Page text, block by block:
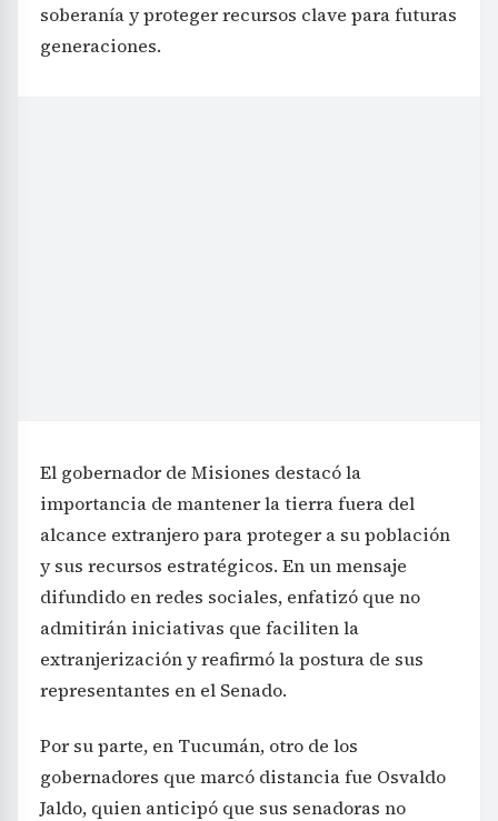
soberanía y proteger recursos clave para futuras
generaciones.
El gobernador de Misiones destacó la
importancia de mantener la tierra fuera del
alcance extranjero para proteger a su población
y sus recursos estratégicos. En un mensaje
difundido en redes sociales, enfatizó que no
admitirán iniciativas que faciliten la
extranjerización y reafirmó la postura de sus
representantes en el Senado.
Por su parte, en Tucumán, otro de los
gobernadores que marcó distancia fue Osvaldo
Jaldo, quien anticipó que sus senadoras no